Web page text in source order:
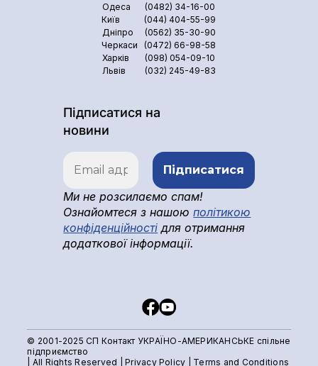
Одеса
(0482) 34-16-00
Київ
(044) 404-55-99
Дніпро
(0562) 35-30-90
Черкаси
(0472) 66-98-58
Харків
(098) 054-09-10
Львів
(032) 245-49-83
Підписатися на
новини
Ми не розсилаємо спам!
Ознайомтеся з нашоюполітикою
конфіденційності для отримання
додаткової інформації.
© 2001-2025 СП Контакт УКРАЇНО-АМЕРИКАНСЬКЕ спільне
підприємство
| All Rights Reserved |Privacy Policy Terms and Conditions